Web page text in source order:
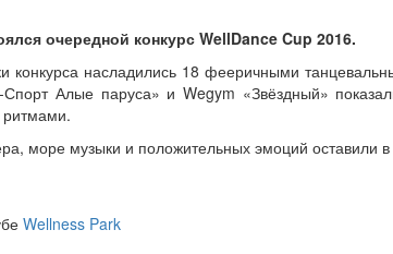
очередной конкурс WellDance Cup 2016.
конкурса насладились 18 фееричными
Алые паруса» и Wegym «Звёздный»
ритмами.
море музыки и положительных эмоций оставили
Wellness Park